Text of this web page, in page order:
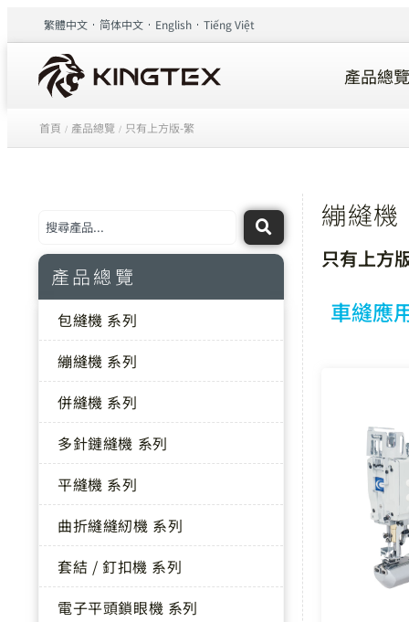
繁體中文 简体中文 English Tiếng Việt
產品總覽
首頁 / 產品總覽 / 只有上方版-繁
產品總覽
包縫機 系列
繃縫機 系列
併縫機 系列
多針鏈縫機 系列
平縫機 系列
曲折縫縫紉機 系列
套結 / 釘扣機 系列
電子平頭鎖眼機 系列
繃縫機
只有上方
車縫應